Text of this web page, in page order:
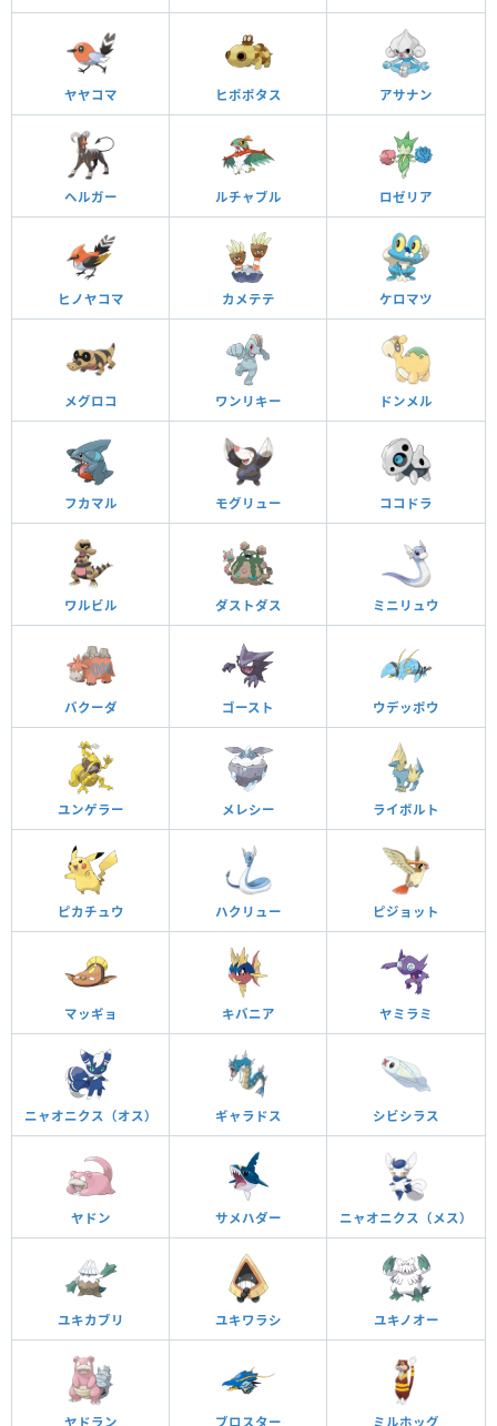
ヤヤコマ ヒポポタス アサナン
ヘルガー ルチャブル ロゼリア
ヒノヤコマ カメテテ ケロマツ
メグロコ ワンリキー ドンメル
フカマル モグリュー ココドラ
ワルビル ダストダス ミニリュウ
バクーダ ゴースト ウデッポウ
ユンゲラー メレシー ライボルト
ピカチュウ ハクリュー ピジョット
マッギョ キバニア ヤミラミ
ニャオニクス（オス） ギャラドス シビシラス
ヤドン サメハダー ニャオニクス（メス）
ユキカブリ ユキワラシ ユキノオー
ヤドラン ブロスター ミルホッグ